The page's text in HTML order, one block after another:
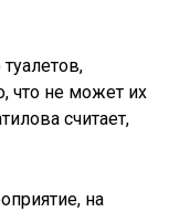
что не может их
считает,
на